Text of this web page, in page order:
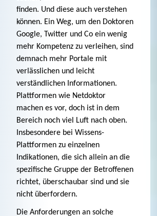
finden. Und diese auch verstehen
können. Ein Weg, um den Doktoren
Google, Twitter und Co ein wenig
mehr Kompetenz zu verleihen, sind
demnach mehr Portale mit
verlässlichen und leicht
verständlichen Informationen.
Plattformen wie Netdoktor
machen es vor, doch ist in dem
Bereich noch viel Luft nach oben.
Insbesondere bei Wissens-
Plattformen zu einzelnen
Indikationen, die sich allein an die
spezifische Gruppe der Betroffenen
richtet, überschaubar sind und sie
nicht überfordern.
Die Anforderungen an solche